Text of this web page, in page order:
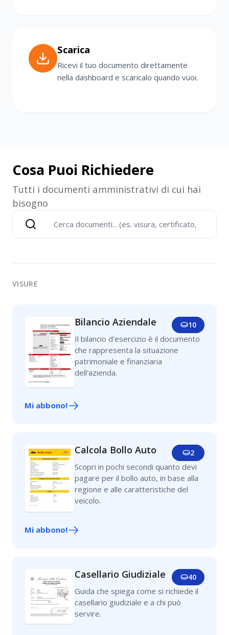
Scarica
Ricevi il tuo documento direttamente
nella dashboard e scaricalo quando vuoi.
Cosa Puoi Richiedere
Tutti i documenti amministrativi di cui hai
bisogno
VISURE
Bilancio Aziendale 10
Il bilancio d'esercizio è il documento
che rappresenta la situazione
patrimoniale e finanziaria
dell'azienda.
Mi abbono!
Calcola Bollo Auto 2
Scopri in pochi secondi quanto devi
pagare per il bollo auto, in base alla
regione e alle caratteristiche del
veicolo.
Mi abbono!
Casellario Giudiziale 40
Guida che spiega come si richiede il
casellario giudiziale e a chi può
servire.